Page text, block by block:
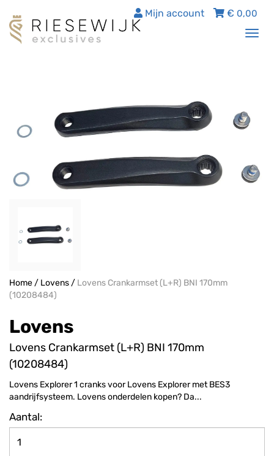
€ 0,00
Mijn account
Home/ Lovens/ Lovens Crankarmset (L+R) BNI 170mm
(10208484)
Lovens
Lovens Crankarmset (L+R) BNI 170mm
(10208484)
Lovens Explorer 1 cranks voor Lovens Explorer met BES3
aandrijfsysteem. Lovens onderdelen kopen? Da...
Aantal: